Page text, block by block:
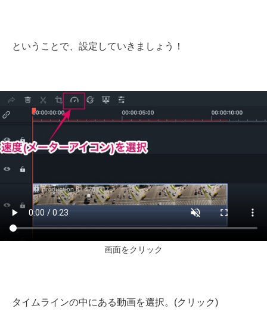
ということで、設定していきましょう！
画面をクリック
タイムラインの中にある動画を選択。(クリック)